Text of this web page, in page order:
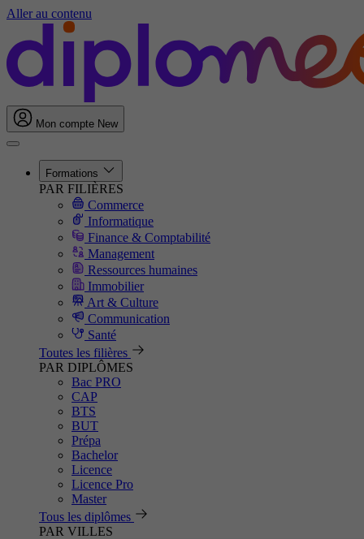
Aller au contenu
Mon compte New
Formations
PAR FILIÈRES
Commerce
Informatique
Finance & Comptabilité
Management
Ressources humaines
Immobilier
Art & Culture
Communication
Santé
Toutes les filières
PAR DIPLÔMES
Bac PRO
CAP
BTS
BUT
Prépa
Bachelor
Licence
Licence Pro
Master
Tous les diplômes
PAR VILLES